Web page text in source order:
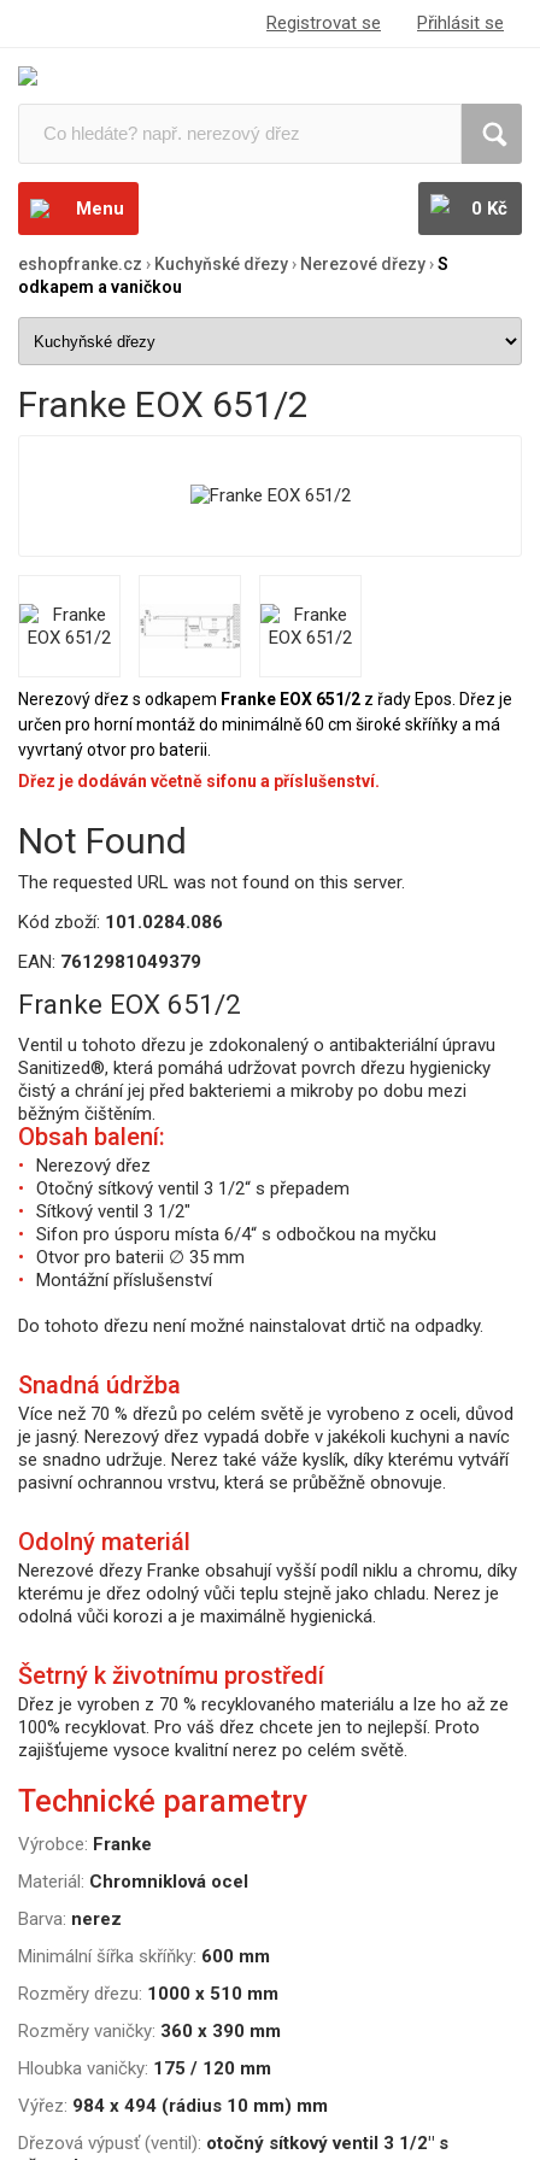
Registrovat se Přihlásit se
Menu 0 Kč
eshopfranke.cz › Kuchyňské dřezy› Nerezové dřezy›S
odkapem a vaničkou
Franke EOX 651/2
Nerezový dřez s odkapem Franke EOX 651/2 z řady Epos. Dřez je
určen pro horní montáž do minimálně 60 cm široké skříňky a má
vyvrtaný otvor pro baterii.
Dřez je dodáván včetně sifonu a příslušenství.
Not Found
The requested URL was not found on this server.
Kód zboží: 101.0284.086
EAN: 7612981049379
Franke EOX 651/2
Ventil u tohoto dřezu je zdokonalený o antibakteriální úpravu
Sanitized®, která pomáhá udržovat povrch dřezu hygienicky
čistý a chrání jej před bakteriemi a mikroby po dobu mezi
běžným čištěním.
Obsah balení:
Nerezový dřez
Otočný sítkový ventil 3 1/2“ s přepadem
Sítkový ventil 3 1/2"
Sifon pro úsporu místa 6/4“ s odbočkou na myčku
Otvor pro baterii ∅ 35 mm
Montážní příslušenství
Do tohoto dřezu není možné nainstalovat drtič na odpadky.
Snadná údržba
Více než 70 % dřezů po celém světě je vyrobeno z oceli, důvod
je jasný. Nerezový dřez vypadá dobře v jakékoli kuchyni a navíc
se snadno udržuje. Nerez také váže kyslík, díky kterému vytváří
pasivní ochrannou vrstvu, která se průběžně obnovuje.
Odolný materiál
Nerezové dřezy Franke obsahují vyšší podíl niklu a chromu, díky
kterému je dřez odolný vůči teplu stejně jako chladu. Nerez je
odolná vůči korozi a je maximálně hygienická.
Šetrný k životnímu prostředí
Dřez je vyroben z 70 % recyklovaného materiálu a lze ho až ze
100% recyklovat. Pro váš dřez chcete jen to nejlepší. Proto
zajišťujeme vysoce kvalitní nerez po celém světě.
Technické parametry
Výrobce: Franke
Materiál: Chromniklová ocel
Barva: nerez
Minimální šířka skříňky: 600 mm
Rozměry dřezu: 1000 x 510 mm
Rozměry vaničky: 360 x 390 mm
Hloubka vaničky: 175 / 120 mm
Výřez: 984 x 494 (rádius 10 mm) mm
Dřezová výpusť (ventil): otočný sítkový ventil 3 1/2" s